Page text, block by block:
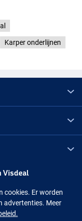
Karper onderlijnen
Instagram
Visdeal
cookies. Er worden
advertenties. Meer